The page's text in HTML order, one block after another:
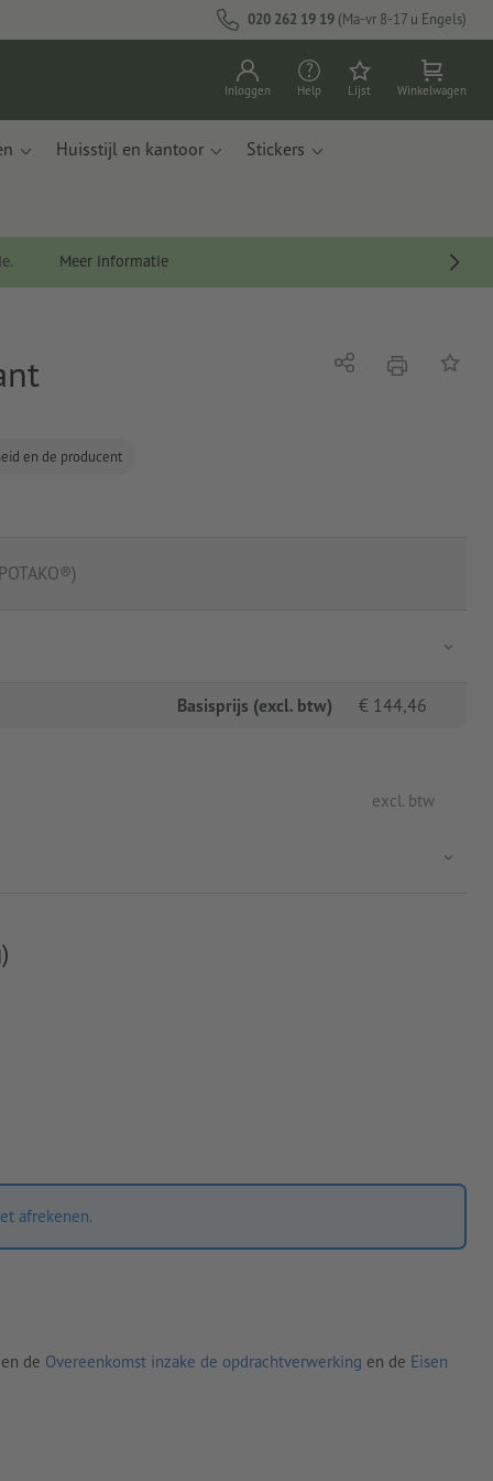
020 262 19 19 (Ma-vr 8-17 u Engels)
Inloggen Help Lijst Winkelwagen
Huisstijl en kantoor Stickers
Meer informatie
en de producent
Delen afdrukkenOp de
Basisprijs (excl. btw) € 144,46
excl. btw
afrekenen.
de Overeenkomst inzake de opdrachtverwerking en de Eisen